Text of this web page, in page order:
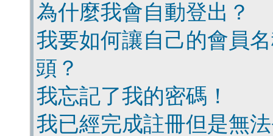
為什麼我會自動登出？
我要如何讓自己的會員
頭？
我忘記了我的密碼！
我已經完成註冊但是無